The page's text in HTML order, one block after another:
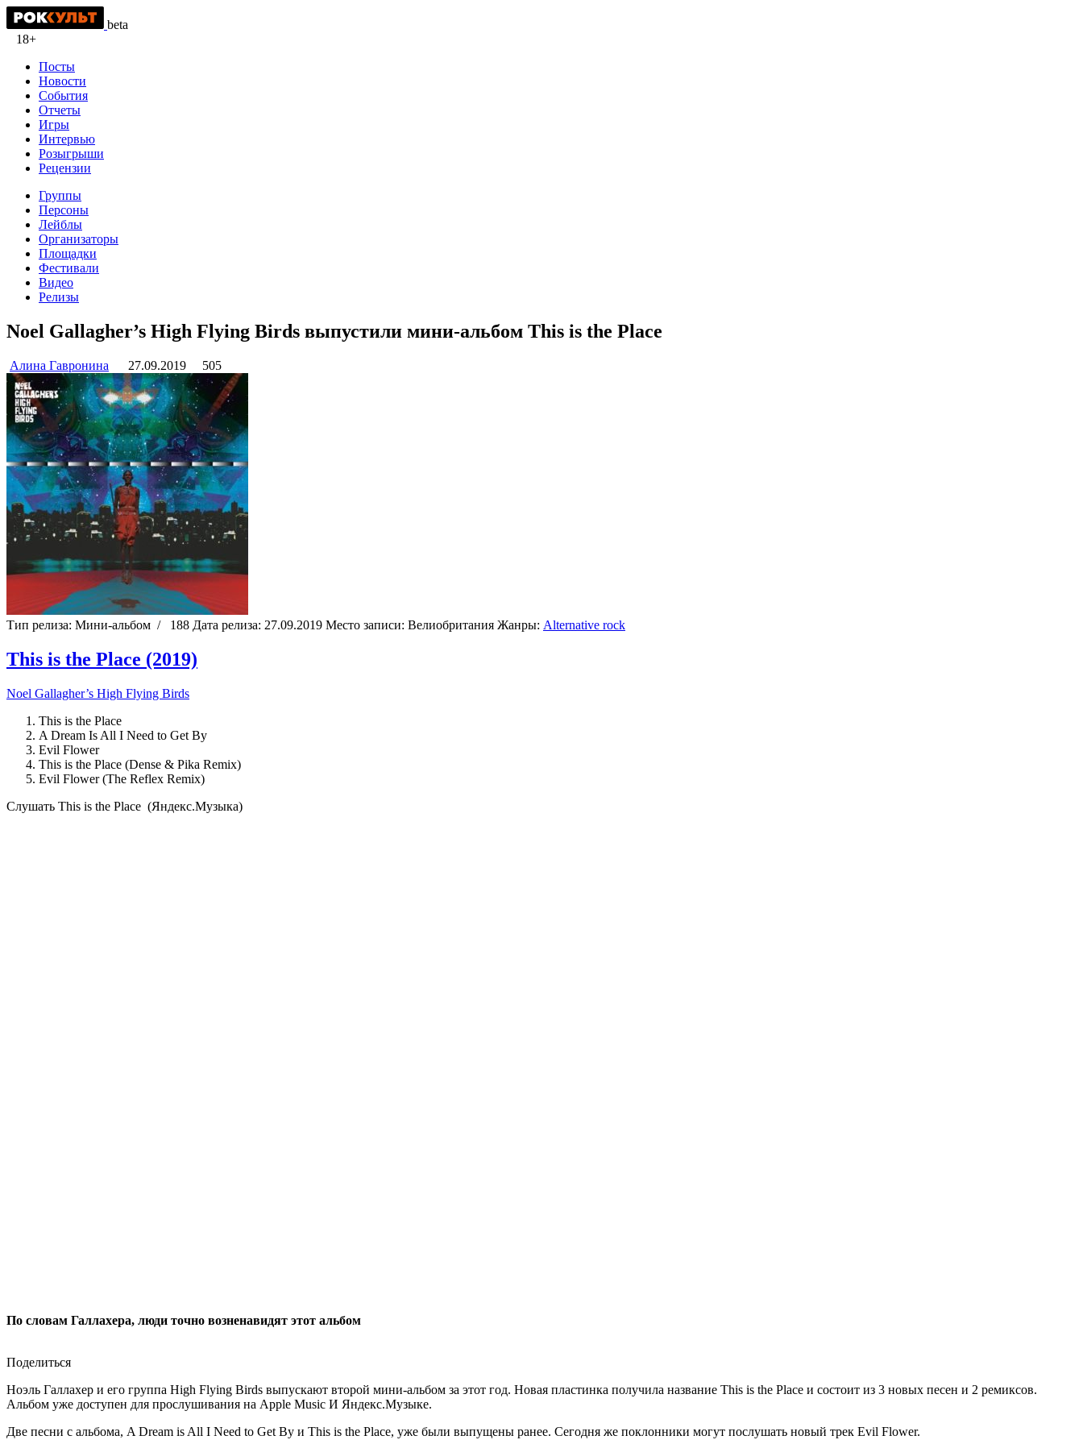
beta
18+
Посты
Новости
События
Отчеты
Игры
Интервью
Розыгрыши
Рецензии
Группы
Персоны
Лейблы
Организаторы
Площадки
Фестивали
Видео
Релизы
Noel Gallagher’s High Flying Birds выпустили мини-альбом This is the Place
Алина Гавронина 27.09.2019 505
Тип релиза: Мини-альбом / 188 Дата релиза: 27.09.2019 Место записи: Велиобритания Жанры: Alternative rock
This is the Place (2019)
Noel Gallagher’s High Flying Birds
This is the Place
A Dream Is All I Need to Get By
Evil Flower
This is the Place (Dense & Pika Remix)
Evil Flower (The Reflex Remix)
Cлушать This is the Place (Яндекс.Музыка)
По словам Галлахера, люди точно возненавидят этот альбом
Поделиться
Ноэль Галлахер и его группа High Flying Birds выпускают второй мини-альбом за этот год. Новая пластинка получила название This is the Place и состоит из 3 новых песен и 2 ремиксов.
Альбом уже доступен для прослушивания на Apple Music И Яндекс.Музыке.
Две песни с альбома, A Dream is All I Need to Get By и This is the Place, уже были выпущены ранее. Сегодня же поклонники могут послушать новый трек Evil Flower.